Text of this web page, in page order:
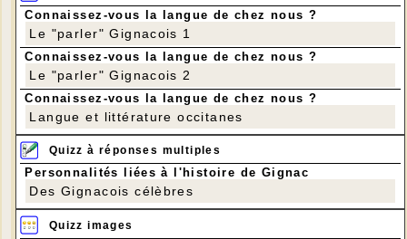
Connaissez-vous la langue de chez nous ?
Le "parler" Gignacois 1
Connaissez-vous la langue de chez nous ?
Le "parler" Gignacois 2
Connaissez-vous la langue de chez nous ?
Langue et littérature occitanes
Quizz à réponses multiples
Personnalités liées à l'histoire de Gignac
Des Gignacois célèbres
Quizz images